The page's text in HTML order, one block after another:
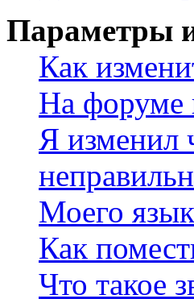
Параметры
Как
На форуме
Я изменил
Моего
Как
Что такое